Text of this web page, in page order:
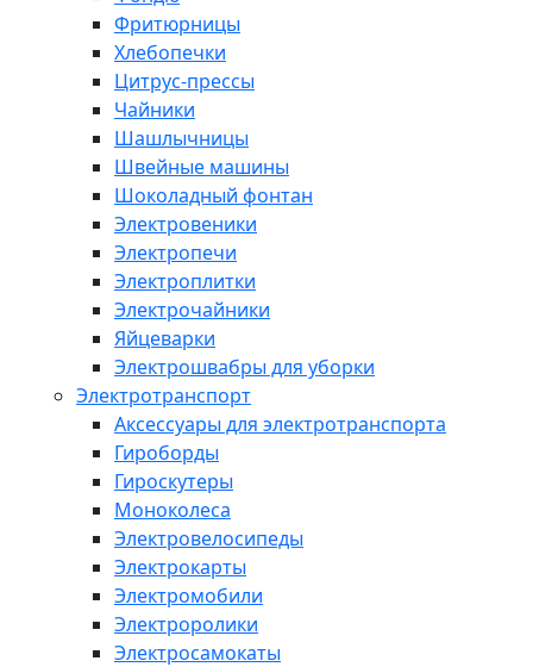
Фритюрницы
Хлебопечки
Цитрус-прессы
Чайники
Шашлычницы
Швейные машины
Шоколадный фонтан
Электровеники
Электропечи
Электроплитки
Электрочайники
Яйцеварки
Электрошвабры для уборки
Электротранспорт
Аксессуары для электротранспорта
Гироборды
Гироскутеры
Моноколеса
Электровелосипеды
Электрокарты
Электромобили
Электроролики
Электросамокаты